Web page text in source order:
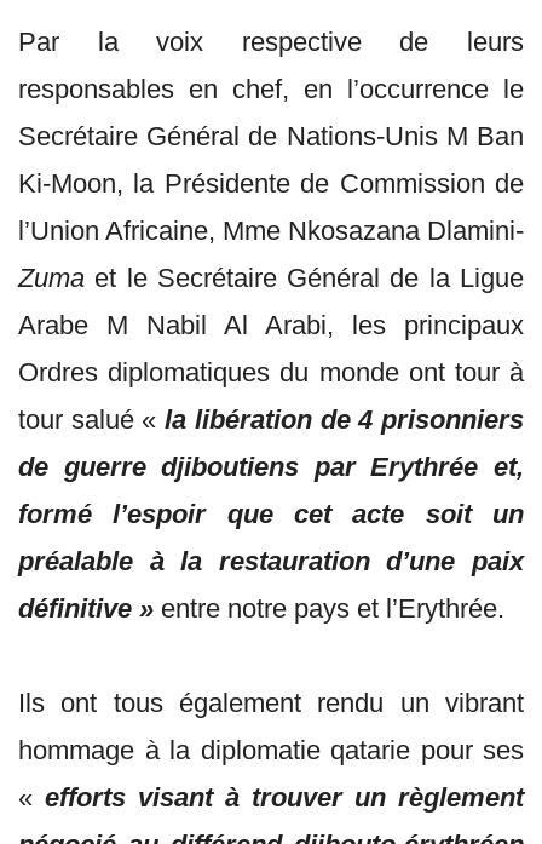
Par la voix respective de leurs
responsables en chef, en l’occurrence le
Secrétaire Général de Nations-Unis M Ban
Ki-Moon, la Présidente de Commission de
l’Union Africaine, Mme Nkosazana Dlamini-
Zuma et le Secrétaire Général de la Ligue
Arabe M Nabil Al Arabi, les principaux
Ordres diplomatiques du monde ont tour à
tour salué «la libération de 4 prisonniers
de guerre djiboutiens par Erythrée et,
formé l’espoir que cet acte soit un
préalable à la restauration d’une paix
définitive » entre notre pays et l’Erythrée.
Ils ont tous également rendu un vibrant
hommage à la diplomatie qatarie pour ses
« efforts visant à trouver un règlement